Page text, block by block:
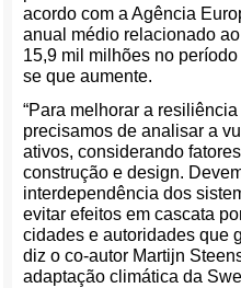
acordo com a Agência
anual médio relacionado
15,9 mil milhões no
se que aumente.
“Para melhorar a
precisamos de analisar a
ativos, considerando
construção e design.
interdependência dos
evitar efeitos em cascata
cidades e autoridades que
diz o co-autor Martijn
adaptação climática da